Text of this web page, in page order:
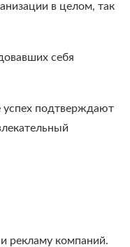
в целом, так
себя
успех подтверждают
рекламу компаний.